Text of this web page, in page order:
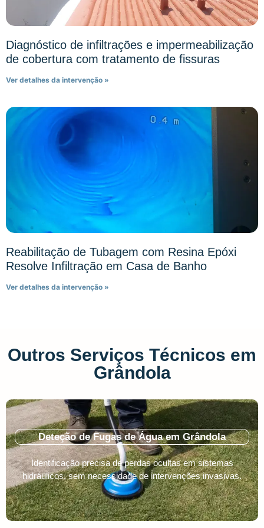
Diagnóstico de infiltrações e impermeabilização
de cobertura com tratamento de fissuras
Ver detalhes da intervenção »
Reabilitação de Tubagem com Resina Epóxi
Resolve Infiltração em Casa de Banho
Ver detalhes da intervenção »
Outros Serviços Técnicos em
Grândola
Deteção de Fugas de Água em Grândola
Identificação precisa de perdas ocultas em sistemas
hidráulicos, sem necessidade de intervenções invasivas.